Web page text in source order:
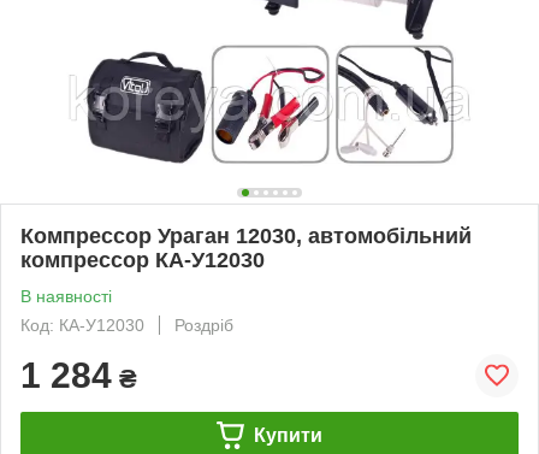
Компрессор Ураган 12030, автомобільний
компрессор КА-У12030
В наявності
Код: КА-У12030
Роздріб
1 284 ₴
Купити